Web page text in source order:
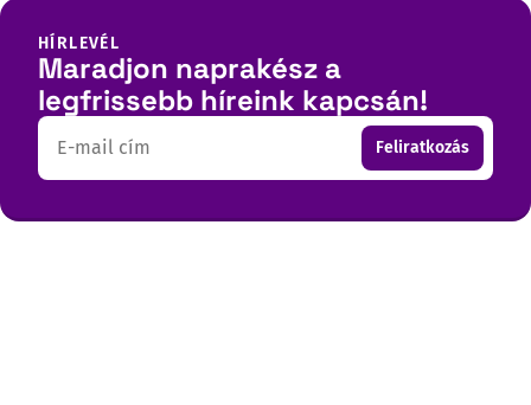
HÍRLEVÉL
Maradjon naprakész a
legfrissebb híreink kapcsán!
Email Feliratkozás